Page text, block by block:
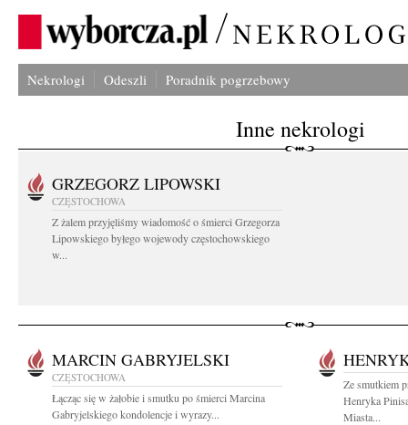
Nekrologi Odeszli Poradnik pogrzebowy
Inne nekrologi
GRZEGORZ LIPOWSKI
CZĘSTOCHOWA
Z żalem przyjęliśmy wiadomość o śmierci Grzegorza
Lipowskiego byłego wojewody częstochowskiego
w...
MARCIN GABRYJELSKI
CZĘSTOCHOWA
Łącząc się w żałobie i smutku po śmierci Marcina
Gabryjelskiego kondolencje i wyrazy...
Ze smutkiem
Henryka
Miasta...